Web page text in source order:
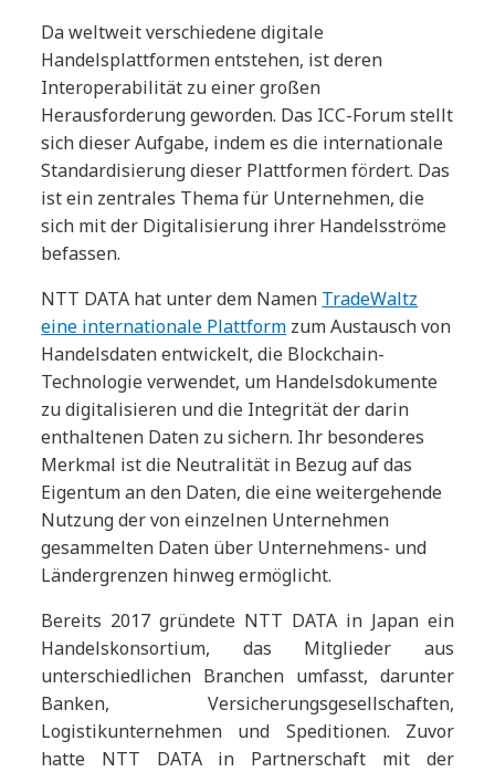
Da weltweit verschiedene digitale
Handelsplattformen entstehen, ist deren
Interoperabilität zu einer großen
Herausforderung geworden. Das ICC-Forum stellt
sich dieser Aufgabe, indem es die internationale
Standardisierung dieser Plattformen fördert. Das
ist ein zentrales Thema für Unternehmen, die
sich mit der Digitalisierung ihrer Handelsströme
befassen.
NTT DATA hat unter dem Namen TradeWaltz
eine internationale Plattform zum Austausch von
Handelsdaten entwickelt, die Blockchain-
Technologie verwendet, um Handelsdokumente
zu digitalisieren und die Integrität der darin
enthaltenen Daten zu sichern. Ihr besonderes
Merkmal ist die Neutralität in Bezug auf das
Eigentum an den Daten, die eine weitergehende
Nutzung der von einzelnen Unternehmen
gesammelten Daten über Unternehmens- und
Ländergrenzen hinweg ermöglicht.
Bereits 2017 gründete NTT DATA in Japan ein
Handelskonsortium, das Mitglieder aus
unterschiedlichen Branchen umfasst, darunter
Banken, Versicherungsgesellschaften,
Logistikunternehmen und Speditionen. Zuvor
hatte NTT DATA in Partnerschaft mit der